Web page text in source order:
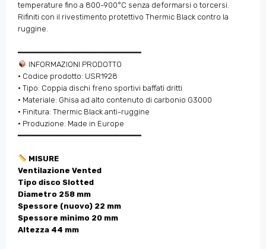
temperature fino a 800-900°C senza deformarsi o torcersi.
Rifiniti con il rivestimento protettivo Thermic Black contro la
ruggine.
━━━━━━━━━━━━━━━━━━━━━━━━━━
INFORMAZIONI PRODOTTO
• Codice prodotto: USR1928
• Tipo: Coppia dischi freno sportivi baffati dritti
• Materiale: Ghisa ad alto contenuto di carbonio G3000
• Finitura: Thermic Black anti-ruggine
• Produzione: Made in Europe
━━━━━━━━━━━━━━━━━━━━━━━━━━
MISURE
Ventilazione Vented
Tipo disco Slotted
Diametro 258 mm
Spessore (nuovo) 22 mm
Spessore minimo 20 mm
Altezza 44 mm